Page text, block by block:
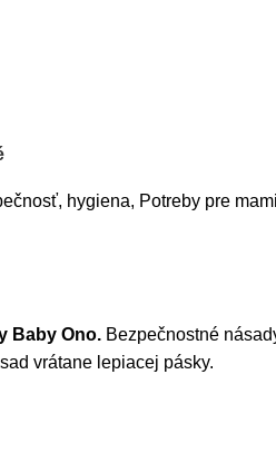
hygiena, Potreby pre
Baby Ono. Bezpečnostné
vrátane lepiacej pásky.